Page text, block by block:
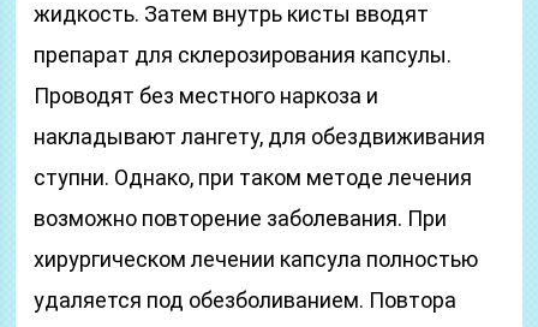
жидкость. Затем внутрь кисты вводят
препарат для склерозирования капсулы.
Проводят без местного наркоза и
накладывают лангету, для обездвиживания
ступни. Однако, при таком методе лечения
возможно повторение заболевания. При
хирургическом лечении капсула полностью
удаляется под обезболиванием. Повтора